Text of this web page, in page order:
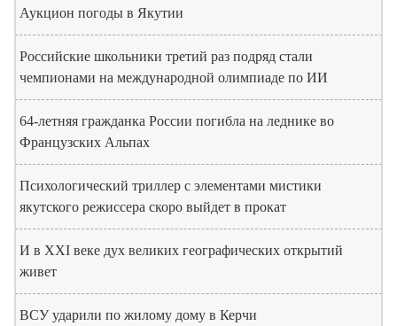
Аукцион погоды в Якутии
Российские школьники третий раз подряд стали
чемпионами на международной олимпиаде по ИИ
64-летняя гражданка России погибла на леднике во
Французских Альпах
Психологический триллер с элементами мистики
якутского режиссера скоро выйдет в прокат
И в XXI веке дух великих географических открытий
живет
ВСУ ударили по жилому дому в Керчи